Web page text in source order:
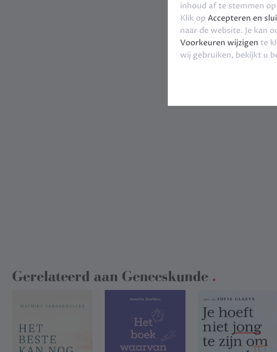
Gerelateerd aan Geneeskunde .
inhoud af te stemmen
Klik op Accepteren en
naar de website. Je kan
Voorkeuren wijzigen te
wij gebruiken, bekijkt u